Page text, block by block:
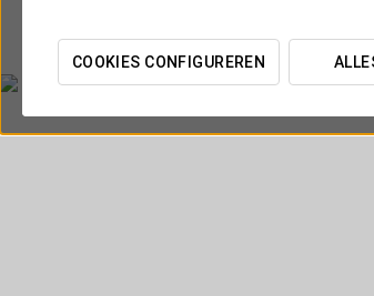
COOKIES CONFIGUREREN